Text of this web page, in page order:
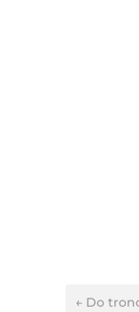
← Do